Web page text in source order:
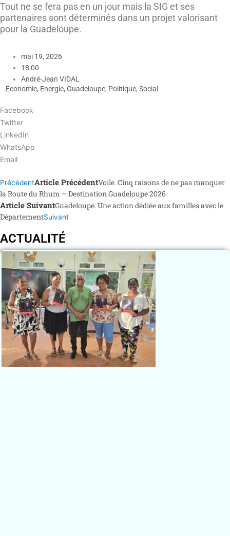
Tout ne se fera pas en un jour mais la SIG et ses
partenaires sont déterminés dans un projet valorisant
pour la Guadeloupe.
mai 19, 2026
18:00
André-Jean VIDAL
Économie, Energie, Guadeloupe, Politique, Social
Facebook
Twitter
LinkedIn
WhatsApp
Email
PrécédentArticle PrécédentVoile. Cinq raisons de ne pas manquer
la Route du Rhum – Destination Guadeloupe 2026
Article SuivantGuadeloupe. Une action dédiée aux familles avec le
DépartementSuivant
ACTUALITÉ